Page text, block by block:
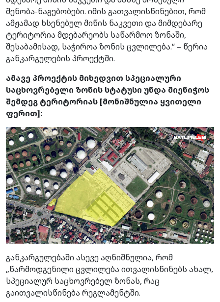
შენობა-ნაგებობები. იმის გათვალისწინებით, რომ
ამჟამად ხსენებულ მიწის ნაკვეთი და მიმდებარე
ტერიტორია მდებარეობს საწარმოო ზონაში,
შესაბამისად, საჭიროა ზონის ცვლილება.“ – წერია
განკარგულების პროექტში.
ამავე პროექტის მიხედვით სპეციალური
საცხოვრებელი ზონის სტატუსი უნდა მიენიჭოს
შემდეგ ტერიტორიას [მონიშნულია ყვითელი
ფერით]:
განკარგულებაში ასევე აღნიშნულია, რომ
„წარმოდგენილი ცვლილება ითვალისწინებს ახალ,
სპეციალურ საცხოვრებელ ზონას, რაც
გაითვალისწინება რეგლამენტში.